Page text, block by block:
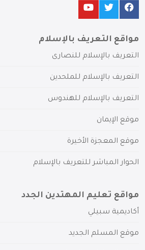
مواقع التعريف بالإسلام
التعريف بالإسلام للنصارى
التعريف بالإسلام للملحدين
التعريف بالإسلام للهندوس
موقع الإيمان
موقع المعجزة الأخيرة
الحوار المباشر للتعريف بالإسلام
مواقع تعليم المهتدين الجدد
أكاديمية سبيلي
موقع المسلم الجديد